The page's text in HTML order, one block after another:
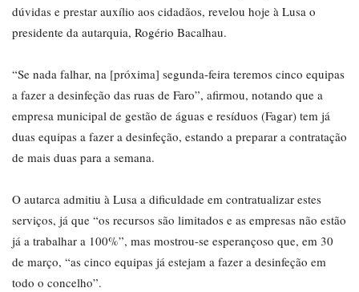
dúvidas e prestar auxílio aos cidadãos, revelou hoje à Lusa o
presidente da autarquia, Rogério Bacalhau.
“Se nada falhar, na [próxima] segunda-feira teremos cinco equipas
a fazer a desinfeção das ruas de Faro”, afirmou, notando que a
empresa municipal de gestão de águas e resíduos (Fagar) tem já
duas equipas a fazer a desinfeção, estando a preparar a contratação
de mais duas para a semana.
O autarca admitiu à Lusa a dificuldade em contratualizar estes
serviços, já que “os recursos são limitados e as empresas não estão
já a trabalhar a 100%”, mas mostrou-se esperançoso que, em 30
de março, “as cinco equipas já estejam a fazer a desinfeção em
todo o concelho”.